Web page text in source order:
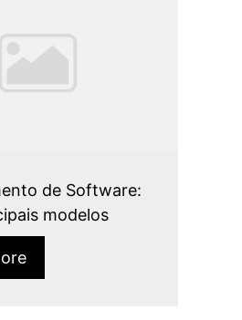
de Software:
modelos